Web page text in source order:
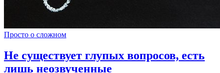
Просто о сложном
Не существует глупых вопросов, есть
лишь неозвученные